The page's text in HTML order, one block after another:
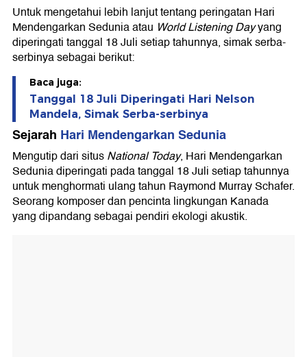
Untuk mengetahui lebih lanjut tentang peringatan Hari
Mendengarkan Sedunia atau World Listening Dayyang
diperingati tanggal 18 Juli setiap tahunnya, simak serba-
serbinya sebagai berikut:
Baca juga:
Tanggal 18 Juli Diperingati Hari Nelson
Mandela, Simak Serba-serbinya
Sejarah Hari Mendengarkan Sedunia
Mengutip dari situsNational Today, Hari Mendengarkan
Sedunia diperingati pada tanggal 18 Juli setiap tahunnya
untuk menghormati ulang tahun Raymond Murray Schafer.
Seorang komposer dan pencinta lingkungan Kanada
yang dipandang sebagai pendiri ekologi akustik.